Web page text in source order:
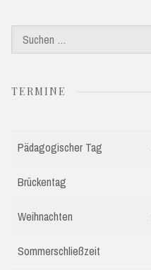
TERMINE
Pädagogischer Tag
Brückentag
Weihnachten
Sommerschließzeit